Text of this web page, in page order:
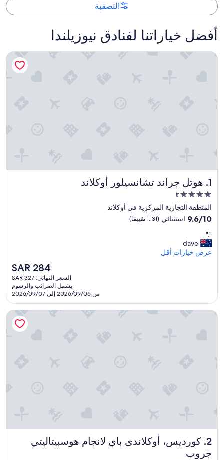
التصفية
أفضل خياراتنا لفنادق نيوزيلندا
1. هوتل جراند تشانسيلور أوكلاند
هوتل جراند تشانسيلور أوكلاند
مكان
إقامة
مصنف
4.5
نجمة
المنطقة التجارية المركزية في أوكلاند
9.6
استثنائي،
(1,131
9.6/10 استثنائي (1,131 تقييمًا)
"
.
"
"."
dave
عرض خيارات أقل
السعر
الحالي
هو
SAR
284
SAR 284
السعر النهائي: SAR 327
يشمل الضرائب والرسوم
من 2026/09/06 إلى 2026/09/07
هوتل جراند تشانسيلور أوكلاند
2. كورديس، أوكلاندى باي لانجام هوسبيتاليتي
جروب
كورديس، أوكلاندى باي لانجام هوسبيتاليتي جروب
كورديس، أوكلاندى باي لانجام هوسبيتاليتي جروب